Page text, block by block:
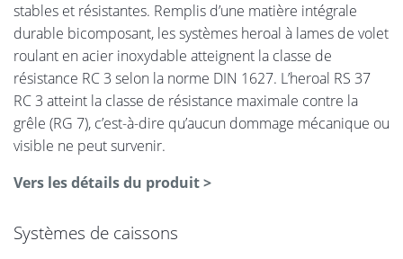
stables et résistantes. Remplis d’une matière intégrale
durable bicomposant, les systèmes heroal à lames de volet
roulant en acier inoxydable atteignent la classe de
résistance RC 3 selon la norme DIN 1627. L’heroal RS 37
RC 3 atteint la classe de résistance maximale contre la
grêle (RG 7), c’est-à-dire qu’aucun dommage mécanique ou
visible ne peut survenir.
Vers les détails du produit >
Systèmes de caissons